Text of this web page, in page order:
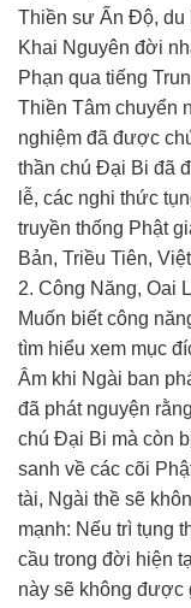
Thiền sư Ấn Độ, du
Khai Nguyên đời
Phạn qua tiếng
Thiền Tâm chuyển
nghiệm đã được
thần chú Đại Bi đã
lễ, các nghi thức
truyền thống Phật
Bản, Triều Tiên,
2. Công Năng, Oai
Muốn biết công
tìm hiểu xem mục
Âm khi Ngài ban
đã phát nguyện
chú Đại Bi mà còn
sanh về các cõi
tài, Ngài thề sẽ
mạnh: Nếu trì tụng
cầu trong đời hiện
này sẽ không